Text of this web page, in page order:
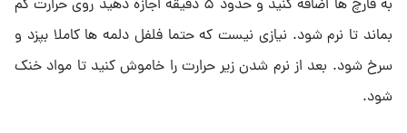
به قارچ ها اضافه کنید و حدود ۵ دقیقه اجازه دهید روی حرارت کم
بماند تا نرم شود. نیازی نیست که حتما فلفل دلمه ها کاملا بپزد و
سرخ شود. بعد از نرم شدن زیر حرارت را خاموش کنید تا مواد خنک
شود.